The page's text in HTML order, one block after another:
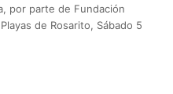
por parte de Fundación
de Rosarito, Sábado 5